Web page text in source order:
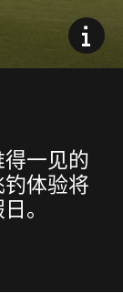
一见的
体验将
。